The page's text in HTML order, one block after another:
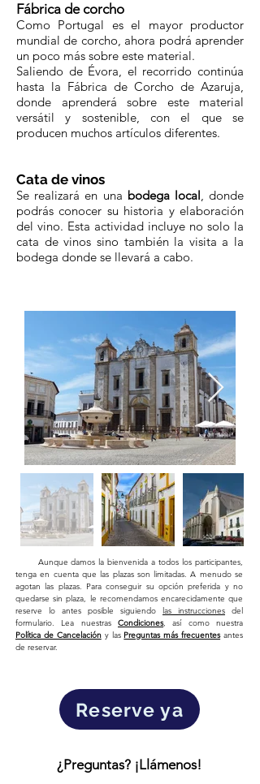
Fábrica de corcho
Como Portugal es el mayor productor
mundial de corcho, ahora podrá aprender
un poco más sobre este material.
Saliendo de Évora, el recorrido continúa
hasta la Fábrica de Corcho de Azaruja,
donde aprenderá sobre este material
versátil y sostenible, con el que se
producen muchos artículos diferentes.
Cata de vinos
Se realizará en una bodega local, donde
podrás conocer su historia y elaboración
del vino. Esta actividad incluye no solo la
cata de vinos sino también la visita a la
bodega donde se llevará a cabo.
Aunque damos la bienvenida a todos los participantes,
tenga en cuenta que las plazas son limitadas. A menudo se
agotan las plazas. Para conseguir su opción preferida y no
quedarse sin plaza, le recomendamos encarecidamente que
reserve lo antes posible siguiendo las instrucciones del
formulario. Lea nuestras Condiciones, así como nuestra
Política de Cancelacióny las Preguntas más frecuentesantes
de reservar.
Reserve ya
¿Preguntas? ¡Llámenos!